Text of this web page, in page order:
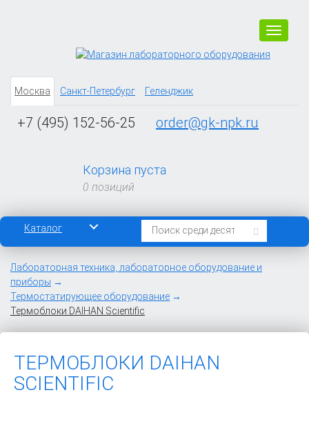
Москва Санкт-Петербург Геленджик
+7 (495) 152-56-25 order@gk-npk.ru
Корзина пуста
0 позиций
Каталог
Лабораторная техника, лабораторное оборудование и
приборы
Термостатирующее оборудование
Термоблоки DAIHAN Scientific
ТЕРМОБЛОКИ DAIHAN
SCIENTIFIC